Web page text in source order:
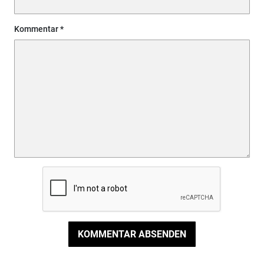
Kommentar
KOMMENTAR ABSENDEN